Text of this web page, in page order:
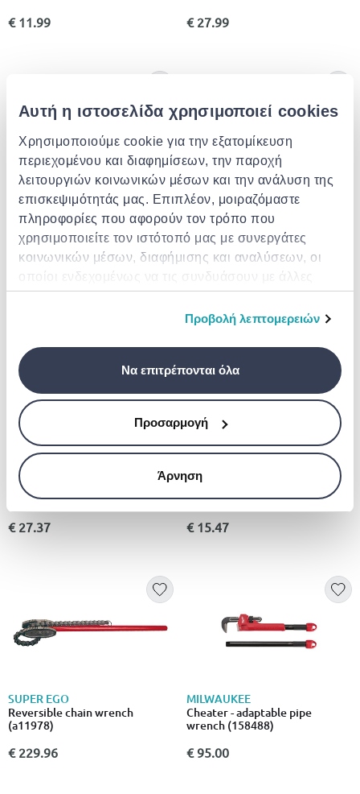
Αυτή η ιστοσελίδα χρησιμοποιεί cookies
Χρησιμοποιούμε cookie για την εξατομίκευση
περιεχομένου και διαφημίσεων, την παροχή
λειτουργιών κοινωνικών μέσων και την ανάλυση της
επισκεψιμότητάς μας. Επιπλέον, μοιραζόμαστε
πληροφορίες που αφορούν τον τρόπο που
χρησιμοποιείτε τον ιστότοπό μας με συνεργάτες
κοινωνικών μέσων, διαφήμισης και αναλύσεων, οι
οποίοι ενδεχομένως να τις συνδυάσουν με άλλες
πληροφορίες που τους έχετε παραχωρήσει ή τις
οποίες έχουν συλλέξει σε σχέση με την από μέρους
Προβολή λεπτομερειών
Να επιτρέπονται όλα
Προσαρμογή
Άρνηση
€ 11.99 € 27.99
AMTECH
Amtech plumber pipe bender
tool 15&22mm c2970
IRIMO
Pipe wrench (a11908)
€ 140.00
BENMAN
Heavy duty aluminium pipe
wrench (a13996)
€ 27.37
FF GROUP
Curved pipe wrench (45
degrees) (a9871)
€ 15.47
SUPER EGO
Reversible chain wrench
(a11978)
€ 229.96
MILWAUKEE
Cheater - adaptable pipe
wrench (158488)
€ 95.00